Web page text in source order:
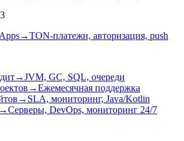
→TON-платежи, авторизация, push
→JVM, GC, SQL, очереди
→Ежемесячная поддержка
→ SLA, мониторинг, Java/Kotlin
→Серверы, DevOps, мониторинг 24/7